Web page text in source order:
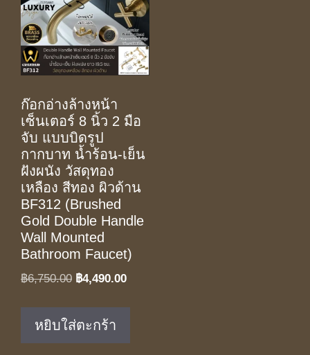
ก๊อกอ่างล้างหน้า
เซ็นเตอร์ 8 นิ้ว 2 มือ
จับ แบบบิดรูป
กากบาท น้ำร้อน-เย็น
ฝังผนัง วัสดุทอง
เหลือง สีทอง ผิวด้าน
BF312 (Brushed
Gold Double Handle
Wall Mounted
Bathroom Faucet)
฿6,750.00 Original
฿6,750.00.
฿4,490.00Current
หยิบใส่ตะกร้า